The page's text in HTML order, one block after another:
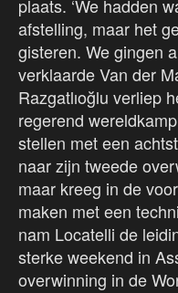
plaats. ‘We hadden
afstelling, maar het
gisteren. We gingen
verklaarde Van der
Razgatlıoğlu verliep
regerend
stellen met een
naar zijn tweede
maar kreeg in de
maken met een
nam Locatelli de
sterke weekend in
overwinning in de